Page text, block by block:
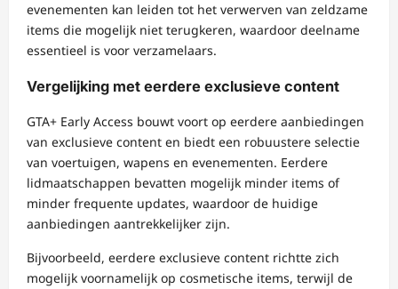
evenementen kan leiden tot het verwerven van zeldzame
items die mogelijk niet terugkeren, waardoor deelname
essentieel is voor verzamelaars.
Vergelijking met eerdere exclusieve content
GTA+ Early Access bouwt voort op eerdere aanbiedingen
van exclusieve content en biedt een robuustere selectie
van voertuigen, wapens en evenementen. Eerdere
lidmaatschappen bevatten mogelijk minder items of
minder frequente updates, waardoor de huidige
aanbiedingen aantrekkelijker zijn.
Bijvoorbeeld, eerdere exclusieve content richtte zich
mogelijk voornamelijk op cosmetische items, terwijl de